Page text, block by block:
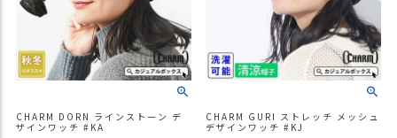
CHARM DORN ラインストーン デ
ザインワッチ #KA
CHARM GURI ストレッチ メッシュ
デザインワッチ #KJ